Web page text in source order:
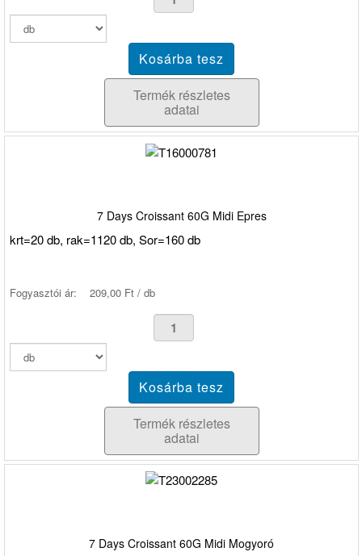
Termék részletes
adatai
7 Days Croissant 60G Midi Epres
krt=20 db, rak=1120 db, Sor=160 db
Fogyasztói ár: 209,00 Ft / db
Termék részletes
adatai
7 Days Croissant 60G Midi Mogyoró